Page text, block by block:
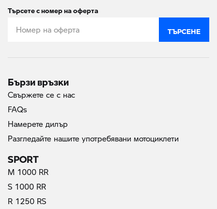
Търсете с номер на оферта
ТЪРСЕНЕ
Бързи връзки
Свържете се с нас
FAQs
Намерете дилър
Разгледайте нашите употребявани мотоциклети
SPORT
M 1000 RR
S 1000 RR
R 1250 RS